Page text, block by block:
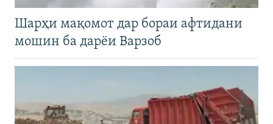
Шарҳи мақомот дар бораи афтидани
мошин ба дарёи Варзоб